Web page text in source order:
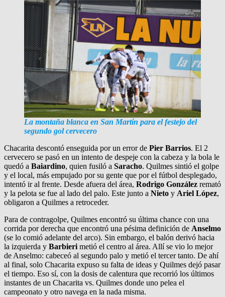
La montaña blanca en San Martín para el festejo del
segundo gol cervecero
Chacarita descontó enseguida por un error de Pier Barrios. El 2
cervecero se pasó en un intento de despeje con la cabeza y la bola le
quedó a Baiardino, quien fusiló a Saracho. Quilmes sintió el golpe
y el local, más empujado por su gente que por el fútbol desplegado,
intentó ir al frente. Desde afuera del área, Rodrigo González remató
y la pelota se fue al lado del palo. Este junto a Nieto y Ariel López,
obligaron a Quilmes a retroceder.
Para de contragolpe, Quilmes encontró su última chance con una
corrida por derecha que encontró una pésima definición de Anselmo
(se lo comió adelante del arco). Sin embargo, el balón derivó hacia
la izquierda y Barbierimetió el centro al área. Allí se vio lo mejor
de Anselmo: cabeceó al segundo palo y metió el tercer tanto. De ahí
al final, solo Chacarita expuso su falta de ideas y Quilmes dejó pasar
el tiempo. Eso sí, con la dosis de calentura que recorrió los últimos
instantes de un Chacarita vs. Quilmes donde uno pelea el
campeonato y otro navega en la nada misma.